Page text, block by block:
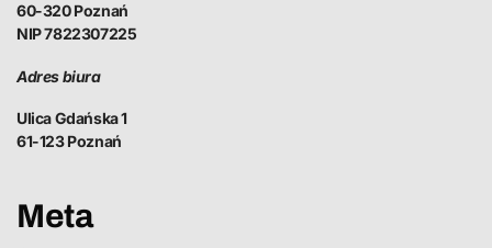
60-320 Poznań
NIP 7822307225
Adres biura
Ulica Gdańska 1
61-123 Poznań
Meta